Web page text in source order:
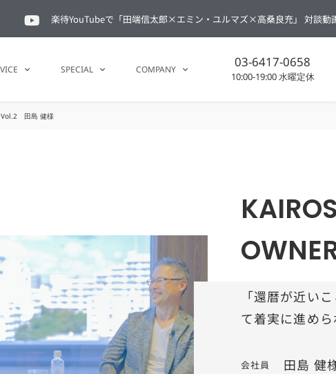
楽待YouTubeで「田端信太郎×エミン・ユルマズ×高桑良充」 対談動
SPECIAL COMPANY 03-6417-0658
10:00-19:00 水曜定休
Vol.2 田島 健様
「還暦が近い
て着実に進めら
会社員 田島 健